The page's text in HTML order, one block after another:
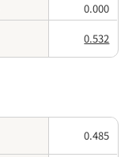
0.000
0.532
0.485